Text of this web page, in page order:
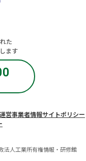
た
ます
運営事業者情報サイトポリシー
法人工業所有権情報・研修館